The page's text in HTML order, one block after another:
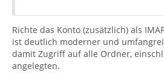
Richte das Konto (zusätzlich) als
ist deutlich moderner und
damit Zugriff auf alle Ordner,
angelegten.